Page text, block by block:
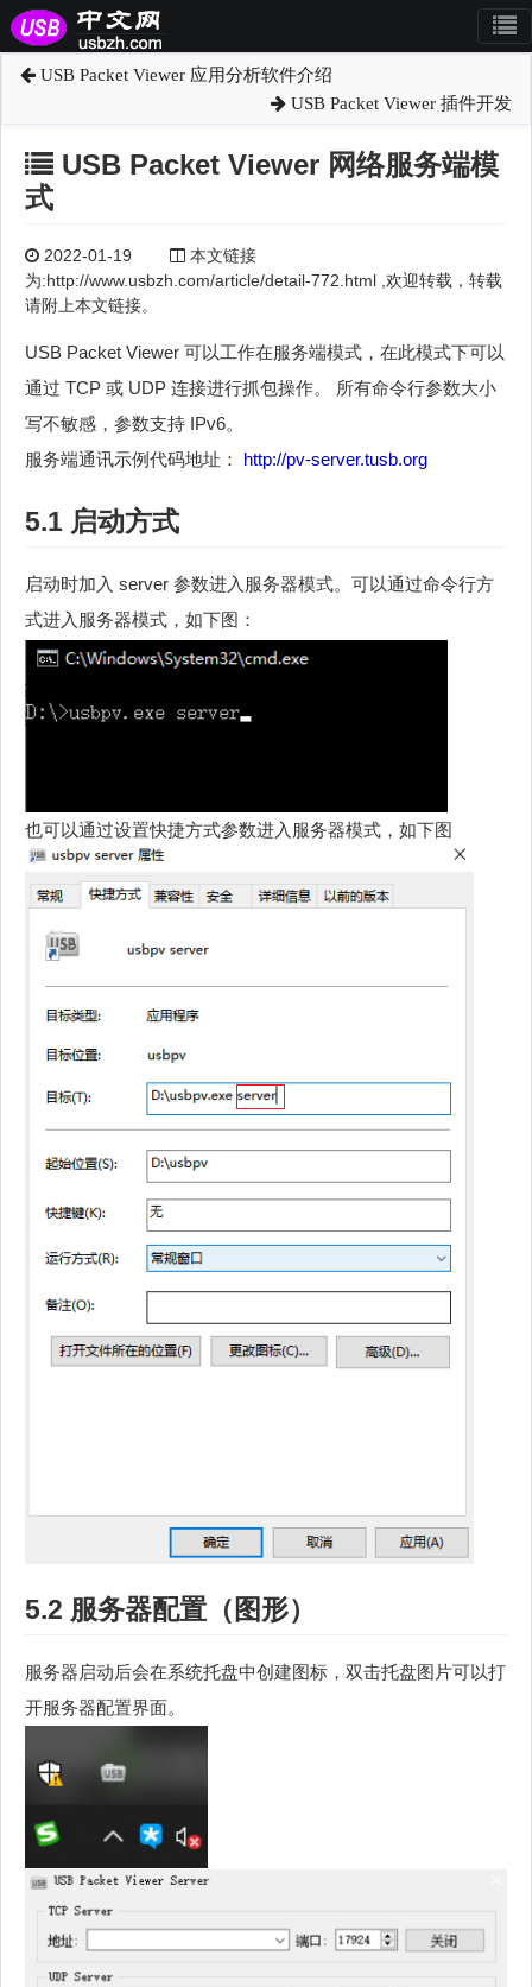
USB Packet Viewer 应用分析软件介绍
USB Packet Viewer 插件开发
USB Packet Viewer 网络服务端模
式
2022-01-19
本文链接
为:http://www.usbzh.com/article/detail-772.html ,欢迎转载，转载
请附上本文链接。
USB Packet Viewer 可以工作在服务端模式，在此模式下可以
通过 TCP 或 UDP 连接进行抓包操作。 所有命令行参数大小
写不敏感，参数支持 IPv6。
服务端通讯示例代码地址： http://pv-server.tusb.org
5.1 启动方式
启动时加入 server 参数进入服务器模式。可以通过命令行方
式进入服务器模式，如下图：
也可以通过设置快捷方式参数进入服务器模式，如下图
5.2 服务器配置（图形）
服务器启动后会在系统托盘中创建图标，双击托盘图片可以打
开服务器配置界面。